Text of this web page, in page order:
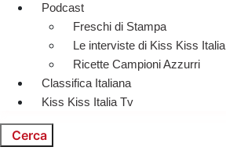
Podcast
Freschi di Stampa
Le interviste di Kiss Kiss Italia
Ricette Campioni Azzurri
Classifica Italiana
Kiss Kiss Italia Tv
Cerca